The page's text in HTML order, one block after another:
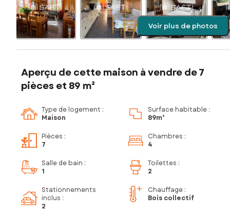
Voir plus de photos
Aperçu de cette maison à vendre de 7
pièces et 89 m²
Type de logement :
Maison
Surface habitable :
89m²
Pièces :
7
Chambres :
4
Salle de bain :
1
Toilettes :
2
Stationnements
inclus :
2
Chauffage :
Bois collectif